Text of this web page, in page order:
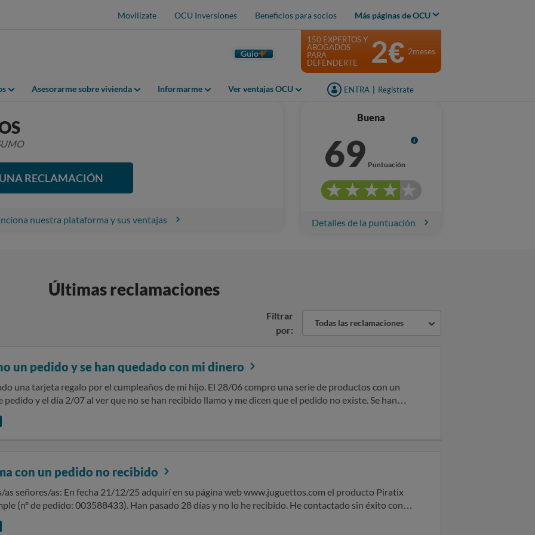
Movilízate OCU Inversiones Beneficios para socios Más páginas de OCU
Guio
Asesorarme sobre vivienda Informarme Ver ventajas OCU ENTRA Regístrate
150 EXPERTOS Y
ABOGADOS
PARA
DEFENDERTE
2€ 2meses
RECLAMACIÓN
nuestra plataforma y sus ventajas
Buena
69 Puntuación
Info
Detalles de la puntuación
Últimas reclamaciones
Filtrar
por:
Todas las reclamaciones
un pedido y se han quedado con mi dinero
una tarjeta regalo por el cumpleaños de mi hijo. El 28/06 compro una serie de productos con un
y el día 2/07 al ver que no se han recibido llamo y me dicen que el pedido no existe. Se han
17. 97 euros y no me dan ninguna explicación por más que se la pides. De hecho, te dicen que no
de que ha podido pasar y no te ayudan a solucionarlo. Simplemente dejan pasar los días y te dan
tarjeta regalo y tampoco te dan hoja de reclamaciones cuando se la solicitas por más que la pides.
con un pedido no recibido
en su página web www.juguettos.com el producto Piratix
(nº de pedido: 003588433). Han pasado 28 días y no lo he recibido. He contactado sin éxito con
que se me devuelva el importe del pedido. Adjunto los siguientes